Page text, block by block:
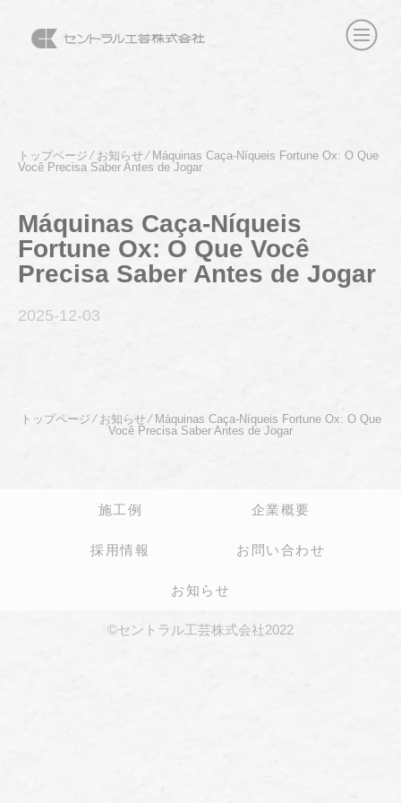
トップページ⁄ お知らせ⁄ Máquinas Caça-Níqueis Fortune Ox: O Que
Você Precisa Saber Antes de Jogar
Máquinas Caça-Níqueis
Fortune Ox: O Que Você
Precisa Saber Antes de Jogar
2025-12-03
トップページ ⁄ お知らせ⁄ Máquinas Caça-Níqueis Fortune Ox: O Que
Você Precisa Saber Antes de Jogar
施工例 企業概要
採用情報 お問い合わせ
お知らせ
©セントラル工芸株式会社2022